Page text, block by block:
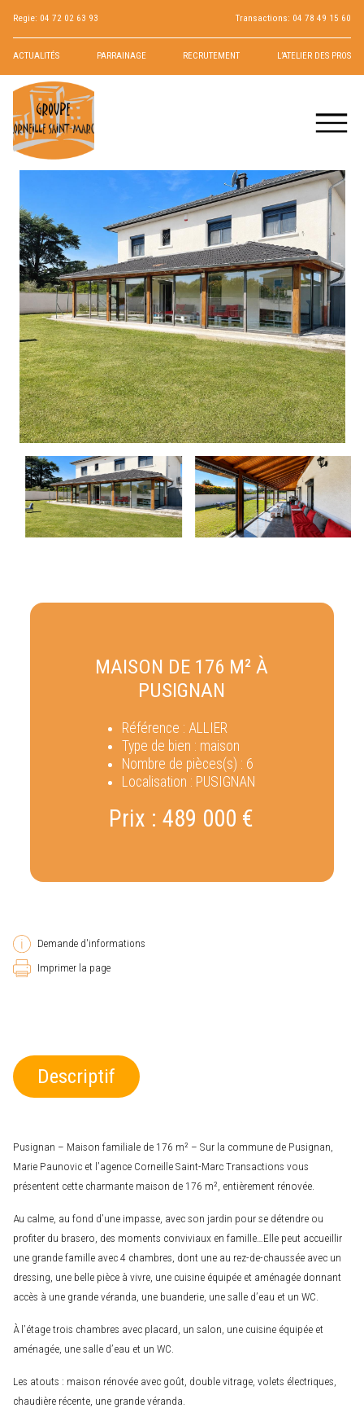
Regie: 04 72 02 63 93 Transactions: 04 78 49 15 60
ACTUALITÉS PARRAINAGE RECRUTEMENT L’ATELIER DES PROS
MAISON DE 176 M² À
PUSIGNAN
Référence : ALLIER
Type de bien : maison
Nombre de pièces(s) : 6
Localisation : PUSIGNAN
Prix : 489 000 €
Demande d'informations
Imprimer la page
Descriptif
Pusignan – Maison familiale de 176 m² – Sur la commune de Pusignan,
Marie Paunovic et l’agence Corneille Saint-Marc Transactions vous
présentent cette charmante maison de 176 m², entièrement rénovée.
Au calme, au fond d’une impasse, avec son jardin pour se détendre ou
profiter du brasero, des moments conviviaux en famille…Elle peut accueillir
une grande famille avec 4 chambres, dont une au rez-de-chaussée avec un
dressing, une belle pièce à vivre, une cuisine équipée et aménagée donnant
accès à une grande véranda, une buanderie, une salle d’eau et un WC.
À l’étage trois chambres avec placard, un salon, une cuisine équipée et
aménagée, une salle d’eau et un WC.
Les atouts : maison rénovée avec goût, double vitrage, volets électriques,
chaudière récente, une grande véranda.